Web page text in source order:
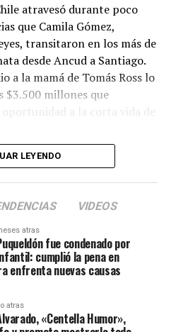
atravesó durante poco
que Camila Gómez,
transitaron en los más de
desde Ancud a Santiago.
a la mamá de Tomás Ross lo
$3.500 millones que
a la corta vida de
los chilenos en cada paso
De hecho, el último
la suma total de
de casi $200
para los costos médicos
Elevidys «porque los 3.500
del fármaco y no los
con los tres meses del
LEYENDO
VIDEOS
atras
fue condenado por
cumplió la pena en
enfrenta nuevas causas
atras
«Centella Humor»,